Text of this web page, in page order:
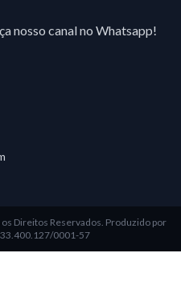
nosso canal no Whatsapp!
Direitos Reservados. Produzido por
33.400.127/0001-57